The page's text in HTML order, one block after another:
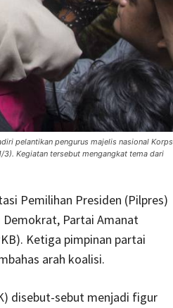
pelantikan pengurus majelis nasional Korps
3). Kegiatan tersebut mengangkat tema dari
Pemilihan Presiden (Pilpres)
Partai Amanat
Ketiga pimpinan partai
arah koalisi.
disebut-sebut menjadi figur